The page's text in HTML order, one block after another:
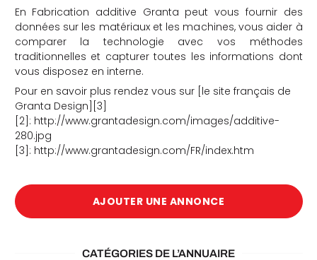
En Fabrication additive Granta peut vous fournir des
données sur les matériaux et les machines, vous aider à
comparer la technologie avec vos méthodes
traditionnelles et capturer toutes les informations dont
vous disposez en interne.
Pour en savoir plus rendez vous sur [le site français de
Granta Design][3]
[2]: http://www.grantadesign.com/images/additive-
280.jpg
[3]: http://www.grantadesign.com/FR/index.htm
AJOUTER UNE ANNONCE
CATÉGORIES DE L’ANNUAIRE